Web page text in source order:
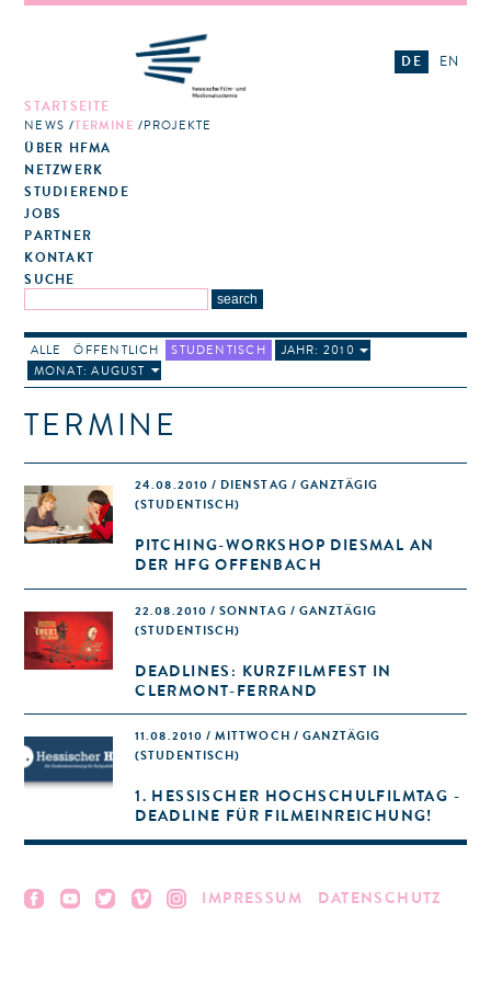
STARTSEITE
NEWS TERMINE PROJEKTE
ÜBER HFMA
NETZWERK
STUDIERENDE
JOBS
PARTNER
KONTAKT
SUCHE
DE EN
ALLE ÖFFENTLICH STUDENTISCH
JAHR: 2010
MONAT: AUGUST
TERMINE
24.08.2010 / DIENSTAG / GANZTÄGIG
(STUDENTISCH)
PITCHING-WORKSHOP DIESMAL AN
DER HFG OFFENBACH
22.08.2010 / SONNTAG / GANZTÄGIG
(STUDENTISCH)
DEADLINES: KURZFILMFEST IN
CLERMONT-FERRAND
11.08.2010 / MITTWOCH / GANZTÄGIG
(STUDENTISCH)
1. HESSISCHER HOCHSCHULFILMTAG -
DEADLINE FÜR FILMEINREICHUNG!
IMPRESSUM DATENSCHUTZ